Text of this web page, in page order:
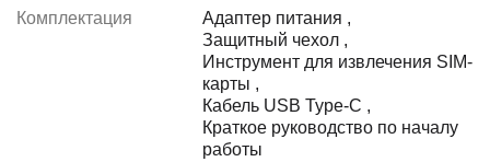
Комплектация
Адаптер питания ,
Защитный чехол ,
Инструмент для извлечения SIM-
карты ,
Кабель USB Type-C ,
Краткое руководство по началу
работы